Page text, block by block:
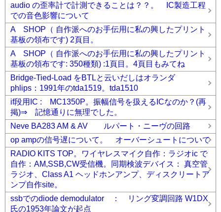
audio の歪率計で計測できることは？？。 IC製造工程
での音色影響について
A SHOP（ 自作派へのお手伝用に私の興したプリント
基板の領布です) 2頁目。
A SHOP（ 自作派へのお手伝用に私の興したプリント
基板の領布です: 350種類) :1頁目。4頁目もみてね
Bridge-Tied-Load をBTLと云いだしはオランダ
phlips：1991年のtda1519。tda1510
if段用IC : MC1350P。振幅信号を扱えるICなのか？(再
掲)⇒ 記憶通りに無理でした。
Neve BA283 AM & AV ルパート・ニーヴの回路
op ampの信号遅について。 オーバーシュートについて
RADIO KITS TOP。ワイヤレスマイク自作：ラジオic で
自作：AM,SSB,CW受信機。同期検波デバイス： 真空管
ラジオ、Class A1 ヘッドホンアンプ、ディスクリートア
ンプ自作site。
ssbでのdiode demodulator ： リング変調回路 W1DX
氏の1953年論文が起点